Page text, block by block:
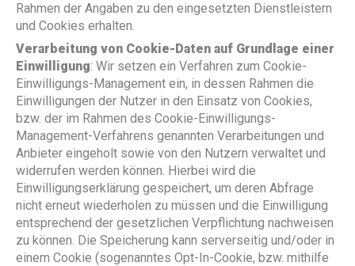
Rahmen der Angaben zu den eingesetzten Dienstleistern
und Cookies erhalten.
Verarbeitung von Cookie-Daten auf Grundlage einer
Einwilligung: Wir setzen ein Verfahren zum Cookie-
Einwilligungs-Management ein, in dessen Rahmen die
Einwilligungen der Nutzer in den Einsatz von Cookies,
bzw. der im Rahmen des Cookie-Einwilligungs-
Management-Verfahrens genannten Verarbeitungen und
Anbieter eingeholt sowie von den Nutzern verwaltet und
widerrufen werden können. Hierbei wird die
Einwilligungserklärung gespeichert, um deren Abfrage
nicht erneut wiederholen zu müssen und die Einwilligung
entsprechend der gesetzlichen Verpflichtung nachweisen
zu können. Die Speicherung kann serverseitig und/oder in
einem Cookie (sogenanntes Opt-In-Cookie, bzw. mithilfe